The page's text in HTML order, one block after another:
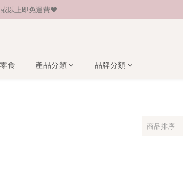
現金卷♥
以上即免運費♥
現金卷♥
食 產品分類 品牌分類
商品排序